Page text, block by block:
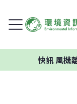
風機離聚落、